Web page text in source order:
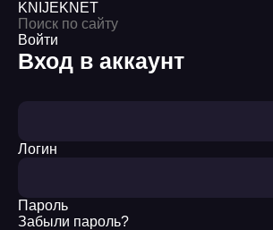
KNIJEKNET
Войти
Вход в аккаунт
Логин
Пароль
Забыли пароль?